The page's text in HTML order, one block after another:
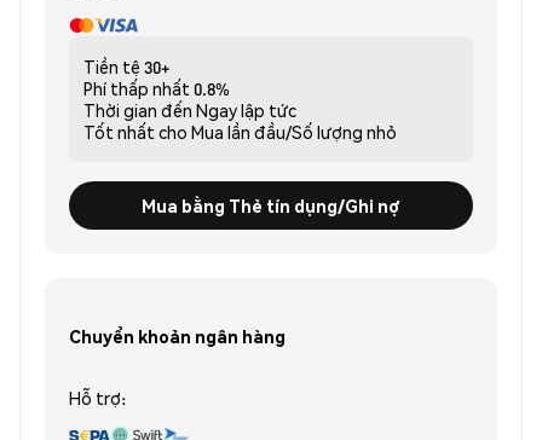
Tiền tệ 30+
Phí thấp nhất 0.8%
Thời gian đến Ngay lập tức
Tốt nhất cho Mua lần đầu/Số lượng nhỏ
Mua bằng Thẻ tín dụng/Ghi nợ
Chuyển khoản ngân hàng
Hỗ trợ: